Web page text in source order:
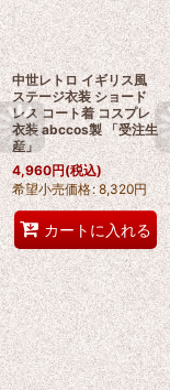
中世レトロ イギリス風
ステージ衣装 ショード
レス コート着 コスプレ
衣装 abccos製 「受注生
産」
4,960円(税込)
希望小売価格: 8,320円
カートに入れる